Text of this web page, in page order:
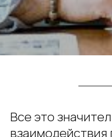
Все это
взаимодействия